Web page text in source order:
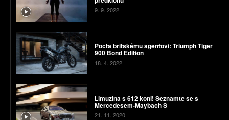
9. 9. 2022
Pocta britskému agentovi: Triumph Tiger
900 Bond Edition
18. 4. 2022
Limuzína s 612 koni! Seznamte se s
Mercedesem-Maybach S
21. 11. 2020